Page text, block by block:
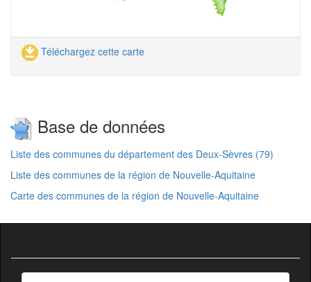
Téléchargez cette carte
Base de données
Liste des communes du département des Deux-Sèvres (79)
Liste des communes de la région de Nouvelle-Aquitaine
Carte des communes de la région de Nouvelle-Aquitaine